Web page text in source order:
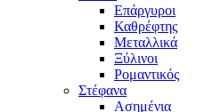
Επάργυροι
Καθρέφτης
Μεταλλικά
Ξύλινοι
Ρομαντικός
Στέφανα
Ασημένια